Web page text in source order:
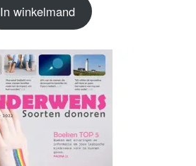
In winkelmand